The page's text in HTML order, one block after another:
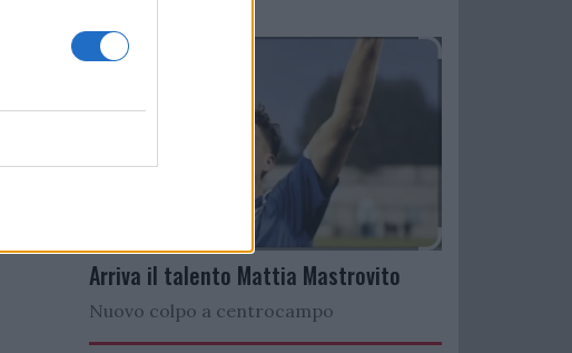
Arriva il talento Mattia Mastrovito
Nuovo colpo a centrocampo